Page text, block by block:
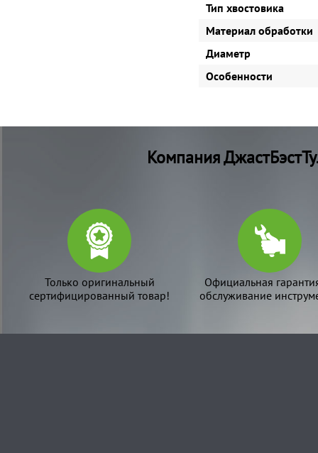
Тип хвостовика
Материал обработки
Диаметр
Особенности
Компания
Только оригинальный
сертифицированный товар!
Официальная
обслуживание